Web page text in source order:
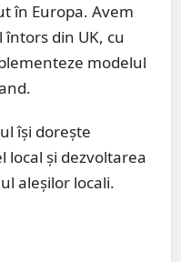
în Europa. Avem
din UK, cu
modelul
își dorește
local și dezvoltarea
aleșilor locali.